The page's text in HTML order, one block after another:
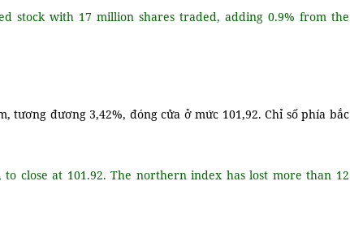
stock with 17 million shares traded, adding 0.9% from the
tương đương 3,42%, đóng cửa ở mức 101,92. Chỉ số phía bắc
close at 101.92. The northern index has lost more than 12